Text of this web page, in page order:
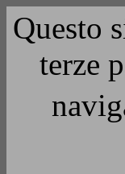
Questo
terze